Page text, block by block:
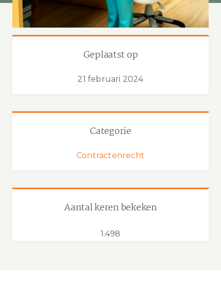
Categorie
Contractenrecht
Geplaatst op
21 februari 2024
Aantal keren bekeken
1.498